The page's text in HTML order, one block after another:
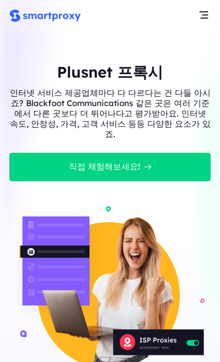
Plusnet 프록시
인터넷 서비스 제공업체마다 다 다르다는 건 다들 아시
죠? Blackfoot Communications 같은 곳은 여러 기준
에서 다른 곳보다 더 뛰어나다고 평가받아요. 인터넷
속도, 안정성, 가격, 고객 서비스 등등 다양한 요소가 있
죠.
직접 체험해보세요!